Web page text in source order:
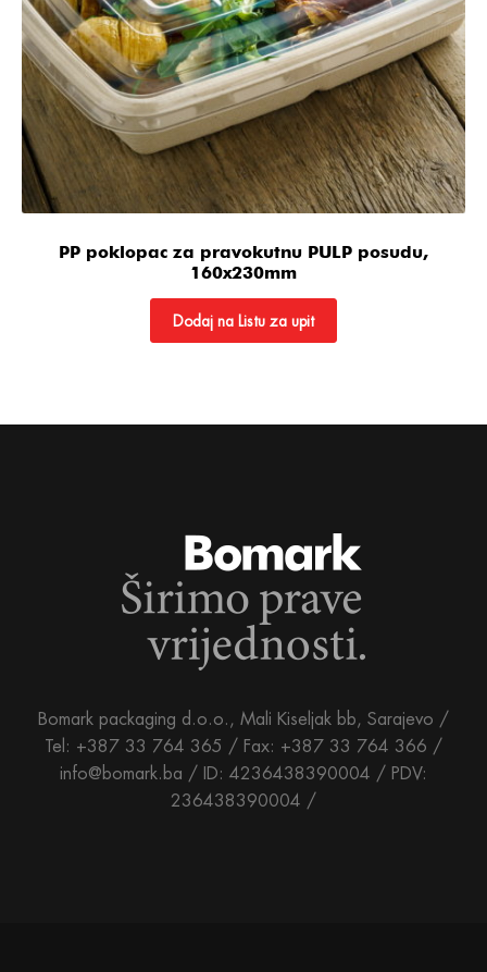
PP poklopac za pravokutnu PULP posudu,
160x230mm
Dodaj na Listu za upit
Bomark packaging d.o.o., Mali Kiseljak bb, Sarajevo /
Tel: +387 33 764 365 / Fax: +387 33 764 366 /
info@bomark.ba / ID: 4236438390004 / PDV:
236438390004 /